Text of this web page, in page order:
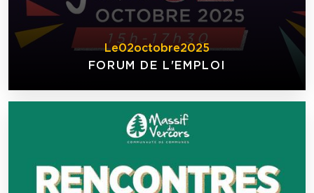
Le02octobre2025
FORUM DE L'EMPLOI